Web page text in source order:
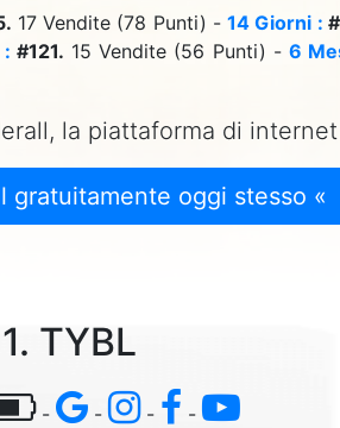
17 Vendite (78 Punti) -14 Giorni :
#121. 15 Vendite (56 Punti) - 6
la piattaforma di
gratuitamente oggi stesso «
1. TYBL
- - - -